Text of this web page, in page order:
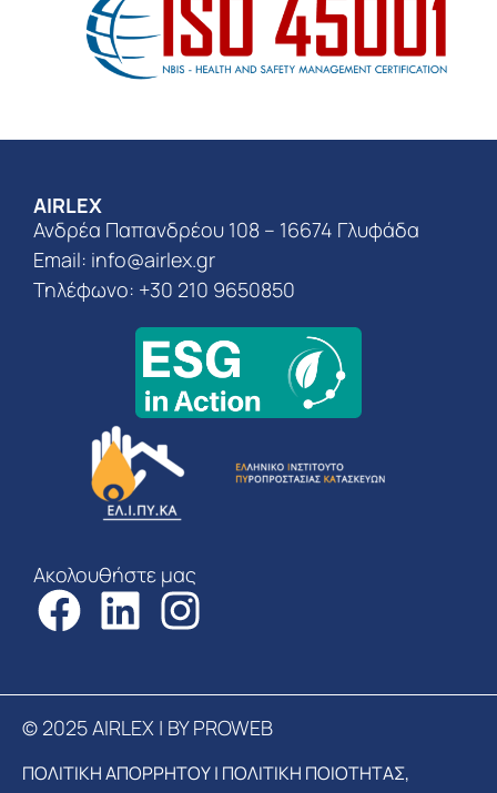
AIRLEX
Ανδρέα Παπανδρέου 108 – 16674 Γλυφάδα
Email: info@airlex.gr
Τηλέφωνο: +30 210 9650850
Ακολουθήστε μας
© 2025 AIRLEX | BY PROWEB
ΠΟΛΙΤΙΚΗ ΑΠΟΡΡΗΤΟΥ| ΠΟΛΙΤΙΚΗ ΠΟΙΟΤΗΤΑΣ,